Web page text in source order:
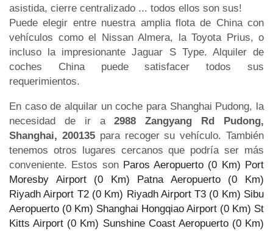
asistida, cierre centralizado ... todos ellos son sus!
Puede elegir entre nuestra amplia flota de China con
vehículos como el Nissan Almera, la Toyota Prius, o
incluso la impresionante Jaguar S Type. Alquiler de
coches China puede satisfacer todos sus
requerimientos.
En caso de alquilar un coche para Shanghai Pudong, la
necesidad de ir a2988 Zangyang Rd Pudong,
Shanghai, 200135 para recoger su vehículo. También
tenemos otros lugares cercanos que podría ser más
conveniente. Estos son Paros Aeropuerto (0 Km) Port
Moresby Airport (0 Km)
Patna Aeropuerto (0 Km)
Riyadh Airport T2 (0 Km) Riyadh Airport T3 (0 Km) Sibu
Aeropuerto (0 Km) Shanghai Hongqiao Airport (0 Km) St
Kitts Airport (0 Km) Sunshine Coast Aeropuerto (0 Km)